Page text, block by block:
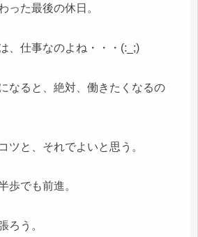
った最後の休日。
、仕事なのよね・・・(:_;)
なると、絶対、働きたくなるの
ツと、それでよいと思う。
歩でも前進。
ろう。